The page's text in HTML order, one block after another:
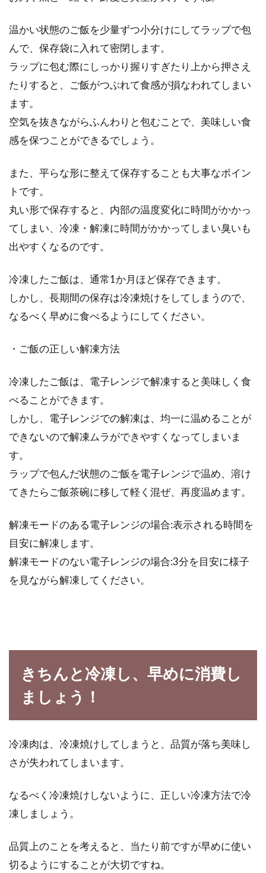
温かい状態のご飯を少量ずつ小分けにしてラップで包
んで、保存袋に入れて密閉します。
ラップに包む際にしっかり握りすぎたり上から押さえ
たりすると、ご飯がつぶれて食感が損なわれてしまい
ます。
空気を抜きながらふんわりと包むことで、美味しい食
感を保つことができるでしょう。
また、平らな形に整えて保存することも大事なポイン
トです。
丸い形で保存すると、内部の温度変化に時間がかかっ
てしまい、冷凍・解凍に時間がかかってしまい臭いも
出やすくなるのです。
冷凍したご飯は、通常1か月ほど保存できます。
しかし、長期間の保存は冷凍焼けをしてしまうので、
なるべく早めに食べるようにしてください。
・ご飯の正しい解凍方法
冷凍したご飯は、電子レンジで解凍すると美味しく食
べることができます。
しかし、電子レンジでの解凍は、均一に温めることが
できないので解凍ムラができやすくなってしまいま
す。
ラップで包んだ状態のご飯を電子レンジで温め、溶け
てきたらご飯茶碗に移して軽く混ぜ、再度温めます。
解凍モードのある電子レンジの場合:表示される時間を
目安に解凍します。
解凍モードのない電子レンジの場合:3分を目安に様子
を見ながら解凍してください。
きちんと冷凍し、早めに消費し
ましょう！
冷凍肉は、冷凍焼けしてしまうと、品質が落ち美味し
さが失われてしまいます。
なるべく冷凍焼けしないように、正しい冷凍方法で冷
凍しましょう。
品質上のことを考えると、当たり前ですが早めに使い
切るようにすることが大切ですね。